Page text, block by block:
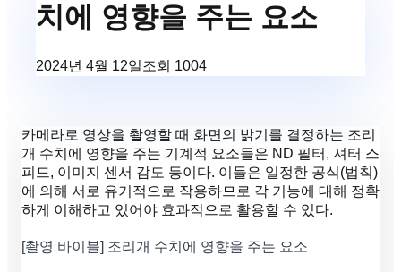
치에 영향을 주는 요소
2024년 4월 12일조회 1004
카메라로 영상을 촬영할 때 화면의 밝기를 결정하는 조리
개 수치에 영향을 주는 기계적 요소들은 ND 필터, 셔터 스
피드, 이미지 센서 감도 등이다. 이들은 일정한 공식(법칙)
에 의해 서로 유기적으로 작용하므로 각 기능에 대해 정확
하게 이해하고 있어야 효과적으로 활용할 수 있다.
[촬영 바이블] 조리개 수치에 영향을 주는 요소